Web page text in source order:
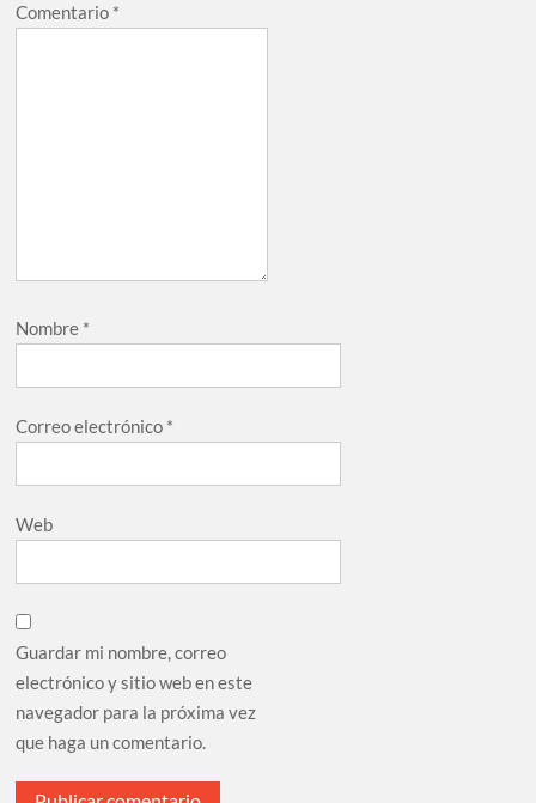
Comentario *
Nombre *
Correo electrónico *
Web
Guardar mi nombre, correo
electrónico y sitio web en este
navegador para la próxima vez
que haga un comentario.